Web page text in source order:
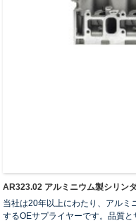
AR323.02 アルミニウム製シリン
当社は20年以上にわたり、アルミ
するOEサプライヤーです。品質